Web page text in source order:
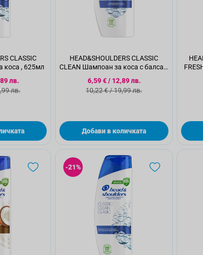
CLASSIC
коса , 625мл
цена
лв.
цена
лв.
HEAD&SHOULDERS CLASSIC
CLEAN Шампоан за коса с балсам
Специална цена
6,59 €/ 12,89 лв.
Стандартна цена
10,22 €/19,99 лв.
Добави в количката
-21%